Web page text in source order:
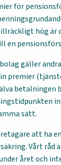
för
hög är
gäller
premier
betalningen
sätt.
att ha
Vårt råd
året och